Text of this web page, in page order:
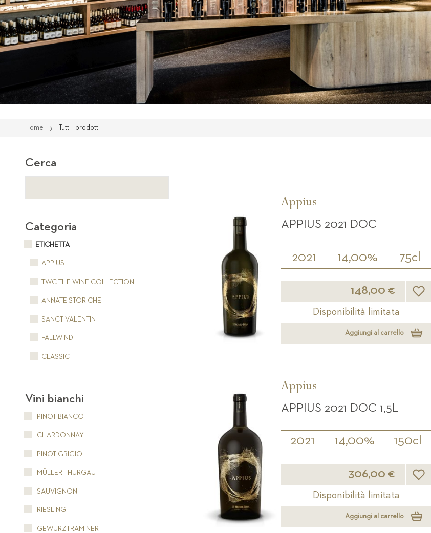
Home Tutti i prodotti
Appius
APPIUS 2021 DOC
2021 14,00% 75cl
148,00 €
Disponibilità limitata
Aggiungi al carrello
Appius
APPIUS 2021 DOC 1,5L
2021 14,00% 150cl
306,00 €
Disponibilità limitata
Aggiungi al carrello
Cerca
Categoria
ETICHETTA
APPIUS
TWC THE WINE COLLECTION
ANNATE STORICHE
SANCT VALENTIN
FALLWIND
CLASSIC
Vini bianchi
PINOT BIANCO
CHARDONNAY
PINOT GRIGIO
MÜLLER THURGAU
SAUVIGNON
RIESLING
GEWÜRZTRAMINER